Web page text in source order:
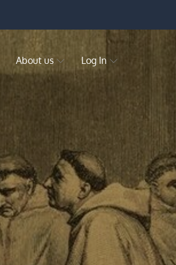
About us Log In